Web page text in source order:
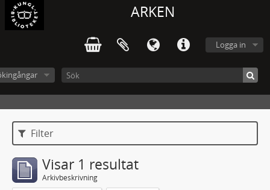
ARKEN
Logga in
Filter
Visar 1 resultat
Arkivbeskrivning